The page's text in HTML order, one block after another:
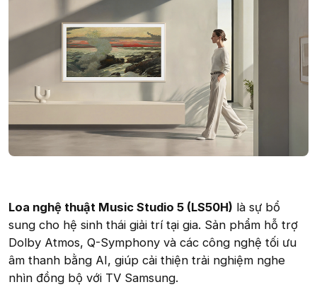
Loa nghệ thuật Music Studio 5 (LS50H) là sự bổ
sung cho hệ sinh thái giải trí tại gia. Sản phẩm hỗ trợ
Dolby Atmos, Q-Symphony và các công nghệ tối ưu
âm thanh bằng AI, giúp cải thiện trải nghiệm nghe
nhìn đồng bộ với TV Samsung.